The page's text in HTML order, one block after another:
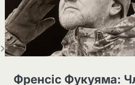
Френсіс Фукуяма: